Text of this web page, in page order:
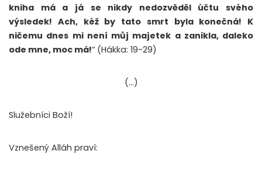
kniha má a já se nikdy nedozvěděl účtu svého
výsledek! Ach, kéž by tato smrt byla konečná! K
ničemu dnes mi není můj majetek a zanikla, daleko
ode mne, moc má!“ (Hákka: 19-29)
(…)
Služebníci Boží!
Vznešený Alláh praví: